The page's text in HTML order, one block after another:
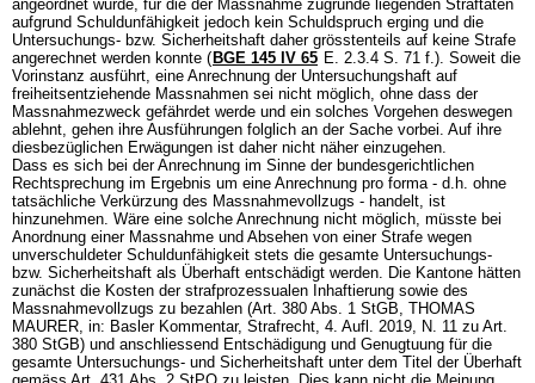
angeordnet wurde, für die der Massnahme zugrunde liegenden Straftaten
aufgrund Schuldunfähigkeit jedoch kein Schuldspruch erging und die
Untersuchungs- bzw. Sicherheitshaft daher grösstenteils auf keine Strafe
angerechnet werden konnte ( BGE 145 IV 65 E. 2.3.4 S. 71 f.). Soweit die
Vorinstanz ausführt, eine Anrechnung der Untersuchungshaft auf
freiheitsentziehende Massnahmen sei nicht möglich, ohne dass der
Massnahmezweck gefährdet werde und ein solches Vorgehen deswegen
ablehnt, gehen ihre Ausführungen folglich an der Sache vorbei. Auf ihre
diesbezüglichen Erwägungen ist daher nicht näher einzugehen.
Dass es sich bei der Anrechnung im Sinne der bundesgerichtlichen
Rechtsprechung im Ergebnis um eine Anrechnung pro forma - d.h. ohne
tatsächliche Verkürzung des Massnahmevollzugs - handelt, ist
hinzunehmen. Wäre eine solche Anrechnung nicht möglich, müsste bei
Anordnung einer Massnahme und Absehen von einer Strafe wegen
unverschuldeter Schuldunfähigkeit stets die gesamte Untersuchungs-
bzw. Sicherheitshaft als Überhaft entschädigt werden. Die Kantone hätten
zunächst die Kosten der strafprozessualen Inhaftierung sowie des
Massnahmevollzugs zu bezahlen (Art. 380 Abs. 1 StGB, THOMAS
MAURER, in: Basler Kommentar, Strafrecht, 4. Aufl. 2019, N. 11 zu Art.
380 StGB) und anschliessend Entschädigung und Genugtuung für die
gesamte Untersuchungs- und Sicherheitshaft unter dem Titel der Überhaft